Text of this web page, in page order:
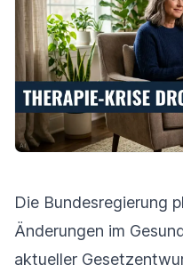
Die Bundesregierung
Änderungen im
aktueller